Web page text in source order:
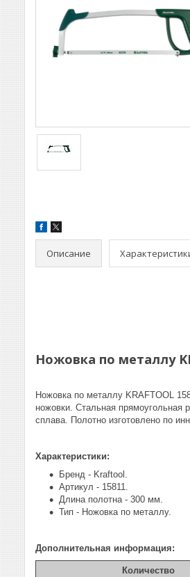
Описание
Ножовка по металлу
Ножовка по металлу KRAFTOOL
ножовки. Стальная прямоугольная
сплава. Полотно изготовлено по
Характеристики:
Бренд - Kraftool.
Артикул - 15811.
Длина полотна - 300 мм.
Тип - Ножовка по металлу.
Дополнительная информация:
Количество